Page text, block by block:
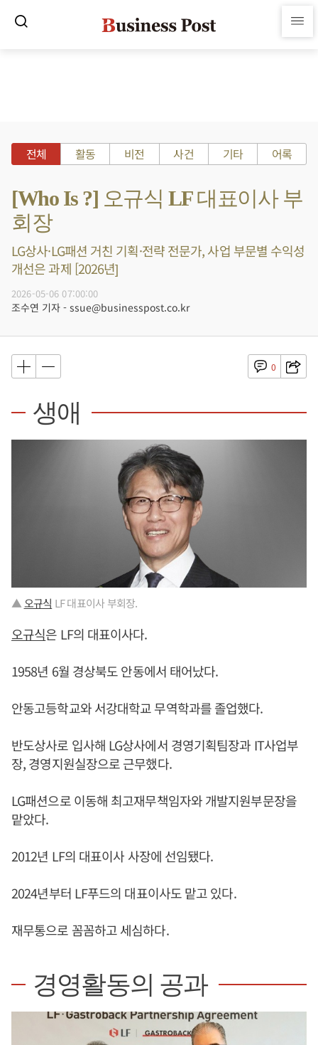
전체 활동 비전 사건 기타 어록
[Who Is ?] 오규식 LF 대표이사 부
회장
LG상사·LG패션 거친 기획·전략 전문가, 사업 부문별 수익성
개선은 과제 [2026년]
2026-05-06 07:00:00
조수연 기자 - ssue@businesspost.co.kr
0
생애
▲오규식 LF 대표이사 부회장.
오규식은 LF의 대표이사다.
1958년 6월 경상북도 안동에서 태어났다.
안동고등학교와 서강대학교 무역학과를 졸업했다.
반도상사로 입사해 LG상사에서 경영기획팀장과 IT사업부
장, 경영지원실장으로 근무했다.
LG패션으로 이동해 최고재무책임자와 개발지원부문장을
맡았다.
2012년 LF의 대표이사 사장에 선임됐다.
2024년부터 LF푸드의 대표이사도 맡고 있다.
재무통으로 꼼꼼하고 세심하다.
경영활동의 공과